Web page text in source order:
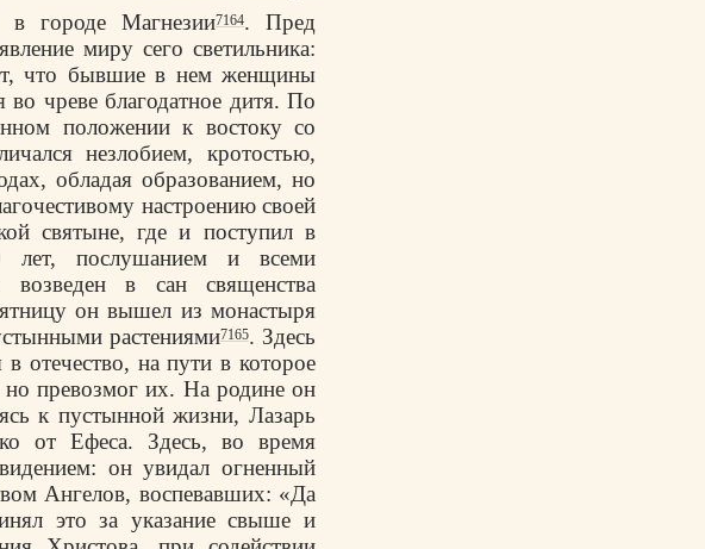
городе Магнезии7164. Пред
миру сего светильника:
что бывшие в нем женщины
во чреве благодатное дитя. По
положении к востоку со
незлобием, кротостью,
обладая образованием, но
настроению своей
святыне, где и поступил в
послушанием и всеми
в сан священства
он вышел из монастыря
растениями7165. Здесь
отечество, на пути в которое
но превозмог их. На родине он
к пустынной жизни, Лазарь
от Ефеса. Здесь, во время
он увидал огненный
Ангелов, воспевавших: «Да
это за указание свыше и